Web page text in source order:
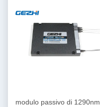
modulo passivo di 1290nm